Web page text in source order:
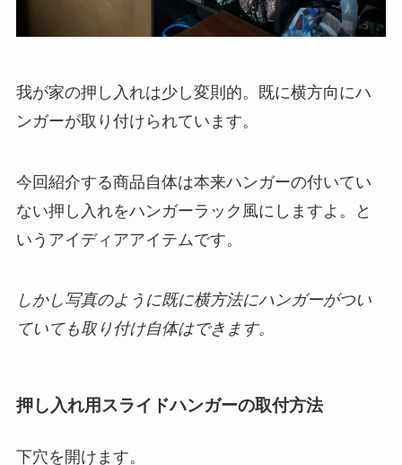
我が家の押し入れは少し変則的。既に横方向にハ
ンガーが取り付けられています。
今回紹介する商品自体は本来ハンガーの付いてい
ない押し入れをハンガーラック風にしますよ。と
いうアイディアアイテムです。
しかし写真のように既に横方法にハンガーがつい
ていても取り付け自体はできます。
押し入れ用スライドハンガーの取付方法
下穴を開けます。